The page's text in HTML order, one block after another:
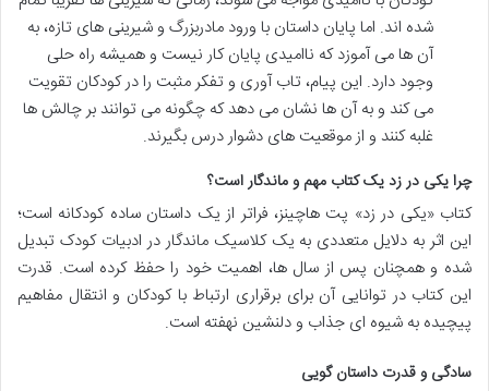
شده اند. اما پایان داستان با ورود مادربزرگ و شیرینی های تازه، به
آن ها می آموزد که ناامیدی پایان کار نیست و همیشه راه حلی
وجود دارد. این پیام، تاب آوری و تفکر مثبت را در کودکان تقویت
می کند و به آن ها نشان می دهد که چگونه می توانند بر چالش ها
غلبه کنند و از موقعیت های دشوار درس بگیرند.
چرا یکی در زد یک کتاب مهم و ماندگار است؟
کتاب «یکی در زد» پت هاچینز، فراتر از یک داستان ساده کودکانه است؛
این اثر به دلایل متعددی به یک کلاسیک ماندگار در ادبیات کودک تبدیل
شده و همچنان پس از سال ها، اهمیت خود را حفظ کرده است. قدرت
این کتاب در توانایی آن برای برقراری ارتباط با کودکان و انتقال مفاهیم
پیچیده به شیوه ای جذاب و دلنشین نهفته است.
سادگی و قدرت داستان گویی